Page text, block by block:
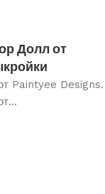
Долл от
Paintyee Designs.